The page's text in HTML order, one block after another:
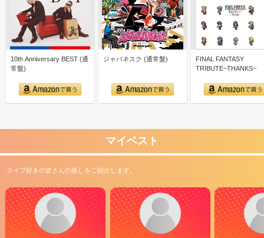
10th Anniversary BEST (通
常盤)
ジャパネスク (通常盤)
FINAL FANTASY
TRIBUTE~THANKS~
マイベスト
ライブ好きの皆さんの推しをご紹介します。